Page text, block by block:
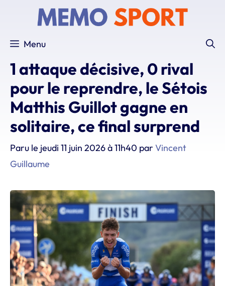
Menu
1 attaque décisive, 0 rival
pour le reprendre, le Sétois
Matthis Guillot gagne en
solitaire, ce final surprend
Paru le jeudi 11 juin 2026 à 11h40 par Vincent
Guillaume